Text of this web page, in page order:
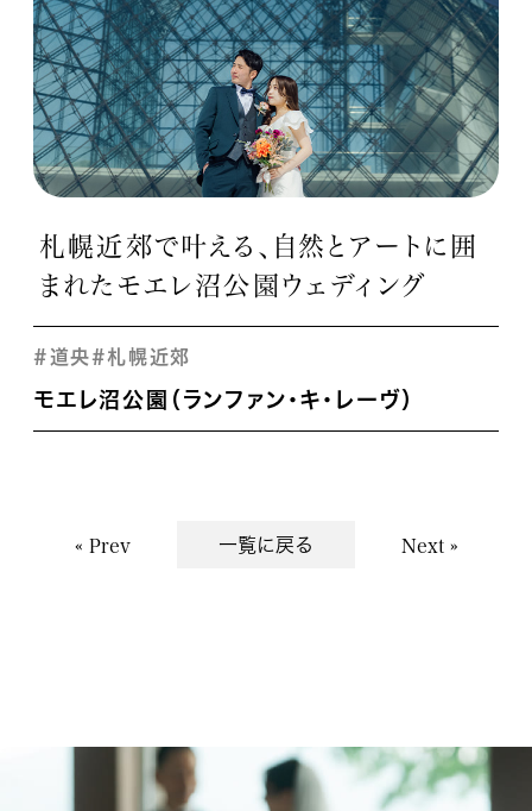
札幌近郊で叶える、自然とアートに囲
まれたモエレ沼公園ウェディング
#道央#札幌近郊
モエレ沼公園（ランファン･キ･レーヴ）
« Prev 一覧に戻る Next »